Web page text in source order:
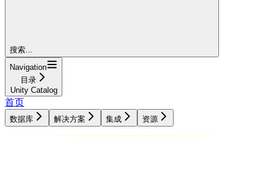
搜索...
Navigation
目录
Unity Catalog
首页
数据库 解决方案 集成 资源